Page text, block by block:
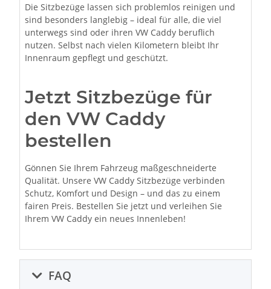
Die Sitzbezüge lassen sich problemlos reinigen und
sind besonders langlebig – ideal für alle, die viel
unterwegs sind oder ihren VW Caddy beruflich
nutzen. Selbst nach vielen Kilometern bleibt Ihr
Innenraum gepflegt und geschützt.
Jetzt Sitzbezüge für
den VW Caddy
bestellen
Gönnen Sie Ihrem Fahrzeug maßgeschneiderte
Qualität. Unsere VW Caddy Sitzbezüge verbinden
Schutz, Komfort und Design – und das zu einem
fairen Preis. Bestellen Sie jetzt und verleihen Sie
Ihrem VW Caddy ein neues Innenleben!
FAQ